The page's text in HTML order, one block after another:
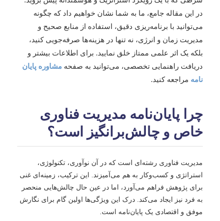
در این مقاله جامع، ما به شما نشان خواهیم داد که چگونه
می‌توانید با برنامه‌ریزی دقیق، استفاده از منابع صحیح و
مدیریت زمان و انرژی، نه تنها در هزینه‌ها صرفه‌جویی کنید،
بلکه یک اثر علمی ممتاز خلق نمایید. برای اطلاعات بیشتر و
دریافت راهنمایی تخصصی، می‌توانید به صفحه مشاوره پایان
نامه مراجعه کنید.
چرا پایان‌نامه مدیریت فناوری
خاص و چالش‌برانگیز است؟
مدیریت فناوری رشته‌ای است که در آن نوآوری، تکنولوژی،
استراتژی و کسب‌وکار به هم می‌آمیزند. این ترکیب، زمینه‌ای غنی
برای پژوهش فراهم می‌آورد، اما در عین حال چالش‌هایی منحصر
به فرد نیز ایجاد می‌کند. درک این ویژگی‌ها اولین گام برای نگارش
موفق و اقتصادی یک پایان‌نامه است.